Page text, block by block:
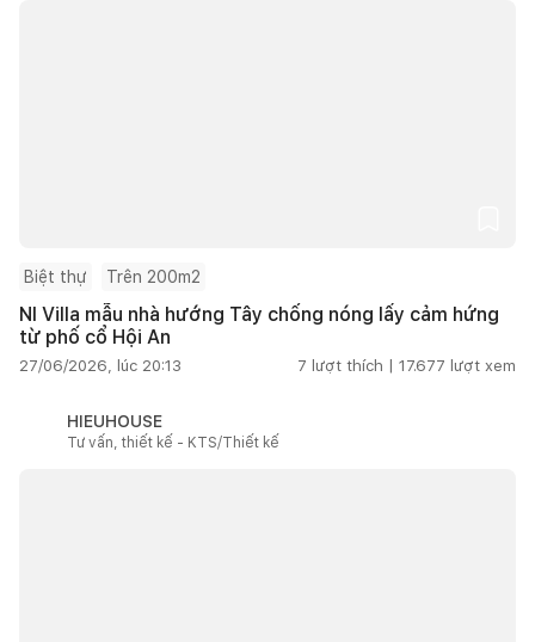
Biệt thự Trên 200m2
NI Villa mẫu nhà hướng Tây chống nóng lấy cảm hứng
từ phố cổ Hội An
27/06/2026, lúc 20:13 7 lượt thích | 17.677 lượt xem
HIEUHOUSE
Tư vấn, thiết kế - KTS/Thiết kế